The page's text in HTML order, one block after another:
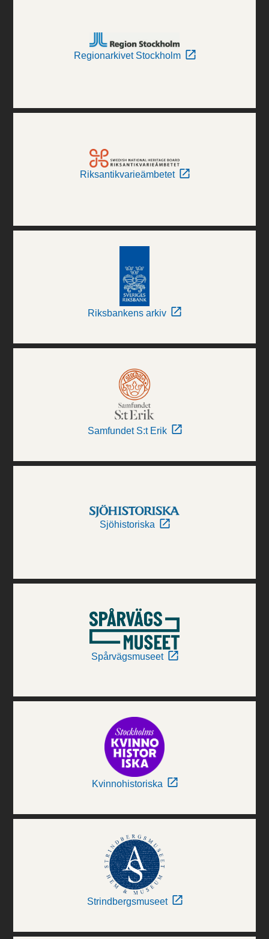
Regionarkivet Stockholm
Riksantikvarieämbetet
Riksbankens arkiv
Samfundet S:t Erik
Sjöhistoriska
Spårvägsmuseet
Kvinnohistoriska
Strindbergsmuseet